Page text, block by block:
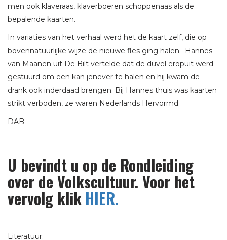
men ook klaveraas, klaverboeren schoppenaas als de
bepalende kaarten.
In variaties van het verhaal werd het de kaart zelf, die op
bovennatuurlijke wijze de nieuwe fles ging halen. Hannes
van Maanen uit De Bilt vertelde dat de duvel eropuit werd
gestuurd om een kan jenever te halen en hij kwam de
drank ook inderdaad brengen. Bij Hannes thuis was kaarten
strikt verboden, ze waren Nederlands Hervormd.
DAB
U bevindt u op de Rondleiding
over de Volkscultuur. Voor het
vervolg klik HIER.
Literatuur: